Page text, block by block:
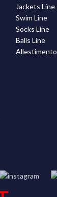
Jackets Line
Swim Line
Socks Line
Balls Line
Allestimento